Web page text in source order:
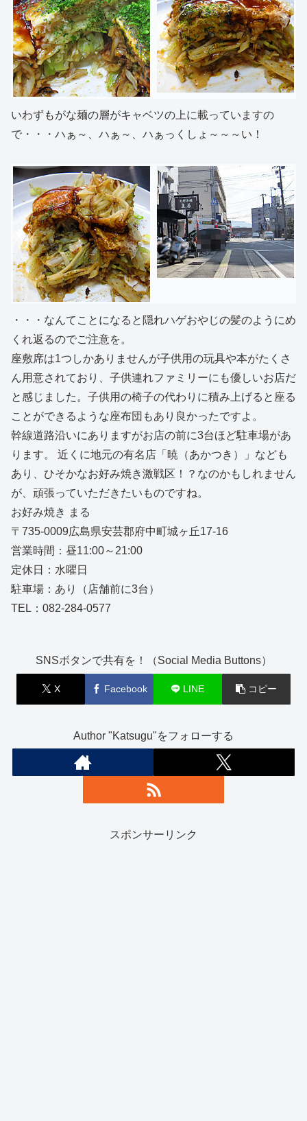
いわずもがな麺の層がキャベツの上に載っていますの
で・・・ハぁ～、ハぁ～、ハぁっくしょ～～～い！
・・・なんてことになると隠れハゲおやじの髪のようにめ
くれ返るのでご注意を。
座敷席は1つしかありませんが子供用の玩具や本がたくさ
ん用意されており、子供連れファミリーにも優しいお店だ
と感じました。子供用の椅子の代わりに積み上げると座る
ことができるような座布団もあり良かったですよ。
幹線道路沿いにありますがお店の前に3台ほど駐車場があ
ります。 近くに地元の有名店「暁（あかつき）」なども
あり、ひそかなお好み焼き激戦区！？なのかもしれません
が、頑張っていただきたいものですね。
お好み焼き まる
〒735-0009広島県安芸郡府中町城ヶ丘17-16
営業時間：昼11:00～21:00
定休日：水曜日
駐車場：あり（店舗前に3台）
TEL：082-284-0577
SNSボタンで共有を！（Social Media Buttons）
X Facebook LINE コピー
Author "Katsugu"をフォローする
スポンサーリンク